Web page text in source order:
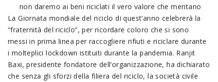
non daremo ai beni riciclati il vero valore che meritano
La Giornata mondiale del riciclo di quest’anno celebrerà la
“fraternità del riciclo”, per ricordare coloro che si sono
messi in prima linea per raccogliere rifiuti e riciclare durante
i molteplici lockdown istituiti durante la pandemia. Ranjit
Baxi, presidente fondatore dell’organizzazione, ha dichiarato
che senza gli sforzi della filiera del riciclo, la società civile